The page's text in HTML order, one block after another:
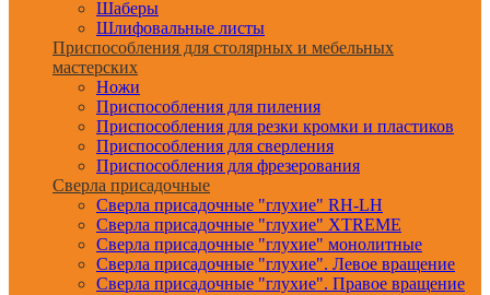
Шаберы
Шлифовальные листы
Приспособления для столярных и мебельных
мастерских
Ножи
Приспособления для пиления
Приспособления для резки кромки и пластиков
Приспособления для сверления
Приспособления для фрезерования
Сверла присадочные
Сверла присадочные "глухие" RH-LH
Сверла присадочные "глухие" XTREME
Сверла присадочные "глухие" монолитные
Сверла присадочные "глухие". Левое вращение
Сверла присадочные "глухие". Правое вращение